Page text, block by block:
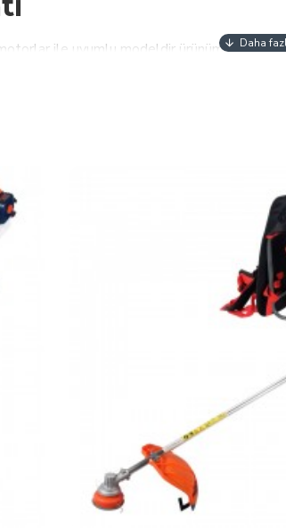
ile uyumlu modeldir ürünümüz
en önde geleni çukur
kazığı çukuru açmaya kadar
kolay iş gücü üretimini sağlamaya
tutma sapı, bisiklet
Öğleki şanzıman
açma işlemi yapabilir. Öğleki
yeri rahatlıkla tercih edilen
burgu yaprakları toprak ile
Uçlar delemeyeceği bir
delme işlemine devam edilir.